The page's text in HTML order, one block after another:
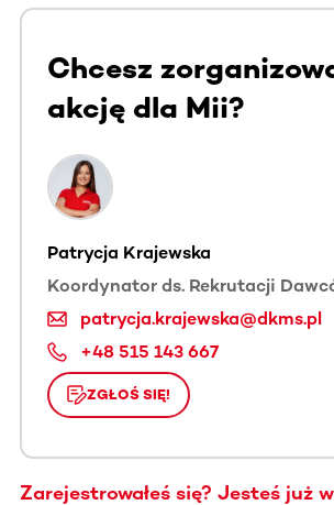
Chcesz
akcję dla Mii?
Patrycja Krajewska
Koordynator ds. Rekrutacji
patrycja.krajewska@dkms.pl
+48 515 143 667
ZGŁOŚ SIĘ!
Zarejestrowałeś się? Jesteś już